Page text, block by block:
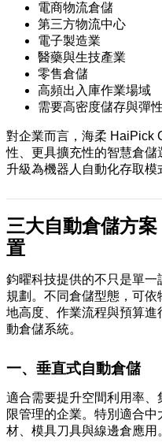
電商物流倉儲
第三方物流中心
電子製造業
醫藥與生技產業
零售倉儲
高頻出入庫作業場域
需要高密度儲存與彈
對企業而言，海柔 HaiPick
性、更具擴充性的智慧倉
升級為機器人自動化存取模
三大自動倉儲方
置
鈞曜科技提供的不只是單
規劃。不同倉儲型態，可
地高度、作業流程與預算
動倉儲系統。
一、垂直式自動倉儲
適合需要提升空間利用率
限管理的企業。特別適合
材、模具刀具與線邊倉應用